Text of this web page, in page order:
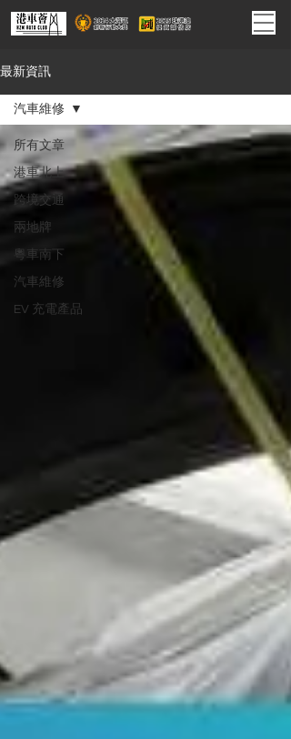
最新資訊
所有文章
港車北上
跨境交通
兩地牌
粵車南下
汽車維修
EV 充電產品
汽車維修